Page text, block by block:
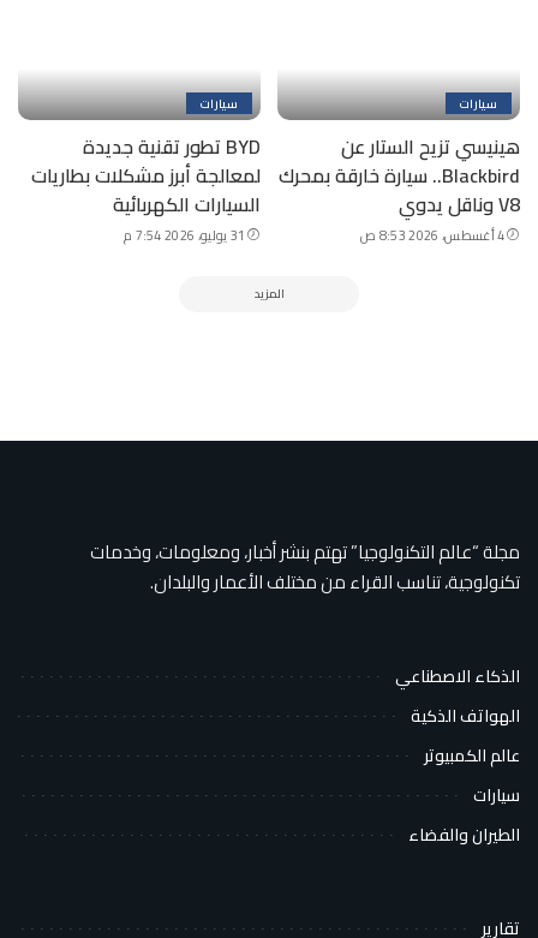
سيارات
هينيسي تزيح الستار عن
Blackbird.. سيارة خارقة بمحرك
V8 وناقل يدوي
4 أغسطس، 2026 8:53 ص
سيارات
BYD تطور تقنية جديدة
لمعالجة أبرز مشكلات بطاريات
السيارات الكهربائية
31 يوليو، 2026 7:54 م
المزيد
مجلة “عالم التكنولوجيا” تهتم بنشر أخبار، ومعلومات، وخدمات
تكنولوجية، تناسب القراء من مختلف الأعمار والبلدان.
الذكاء الاصطناعي
الهواتف الذكية
عالم الكمبيوتر
سيارات
الطيران والفضاء
تقارير